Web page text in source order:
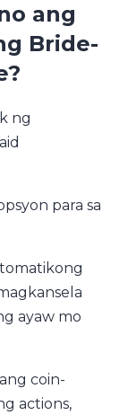
ang
Bride-
ng
para sa
ayaw mo
coin-
actions,